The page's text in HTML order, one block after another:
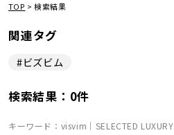
TOP >検索結果
関連タグ
#ビズビム
検索結果：0件
キーワード：visvim｜SELECTED LUXURY